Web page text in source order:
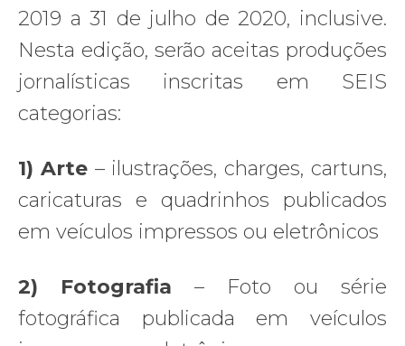
2019 a 31 de julho de 2020, inclusive.
Nesta edição, serão aceitas produções
jornalísticas inscritas em SEIS
categorias:
1) Arte– ilustrações, charges, cartuns,
caricaturas e quadrinhos publicados
em veículos impressos ou eletrônicos
2) Fotografia – Foto ou série
fotográfica publicada em veículos